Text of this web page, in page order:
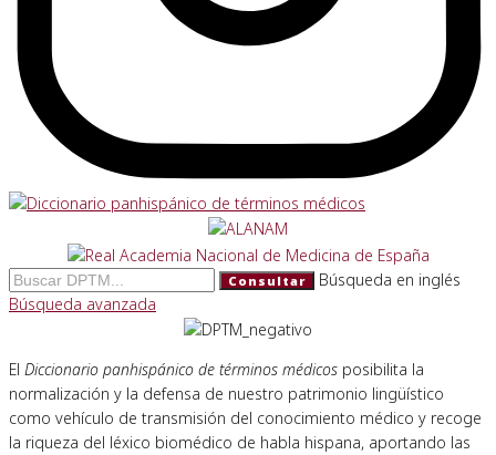
Consultar
Búsqueda en inglés
Búsqueda avanzada
El Diccionario panhispánico de términos médicos posibilita la
normalización y la defensa de nuestro patrimonio lingüístico
como vehículo de transmisión del conocimiento médico y recoge
la riqueza del léxico biomédico de habla hispana, aportando las